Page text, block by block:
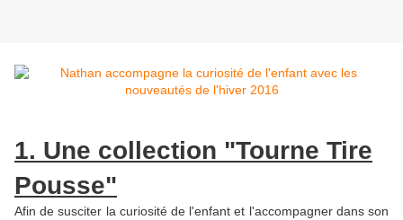
1. Une collection "Tourne Tire
Pousse"
Afin de susciter la curiosité de l'enfant et l'accompagner dans son